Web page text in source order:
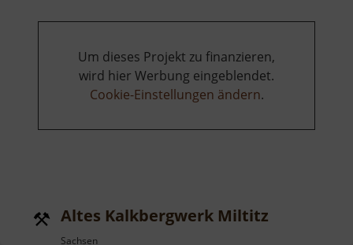
Um dieses Projekt zu finanzieren,
wird hier Werbung eingeblendet.
Cookie-Einstellungen ändern.
Altes Kalkbergwerk Miltitz
Sachsen